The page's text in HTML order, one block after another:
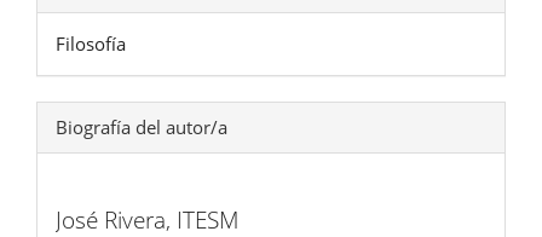
Filosofía
Biografía del autor/a
José Rivera, ITESM